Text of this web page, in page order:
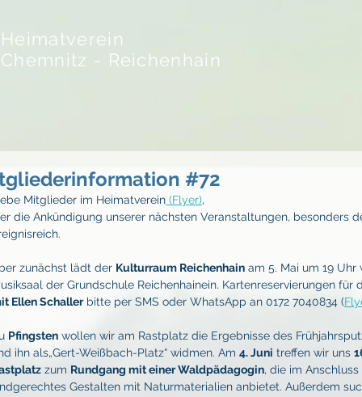
Heimatverein
Chemnitz - Reichenhain
#72
Mitglieder im Heimatverein (Flyer),
die Ankündigung unserer nächsten Veranstaltungen, besonders
zunächst lädt der Kulturraum Reichenhain am 5. Mai um 19 Uhr
der Grundschule Reichenhainein. Kartenreservierungen für
Ellen Schaller bitte per SMS oder WhatsApp an 0172 7040834 (
Pfingsten wollen wir am Rastplatz die Ergebnisse des
ihn als„Gert-Weißbach-Platz“ widmen. Am 4. Juni treffen wir uns
zum Rundgang mit einer Waldpädagogin, die im Anschluss
Gestalten mit Naturmaterialien anbietet. Außerdem